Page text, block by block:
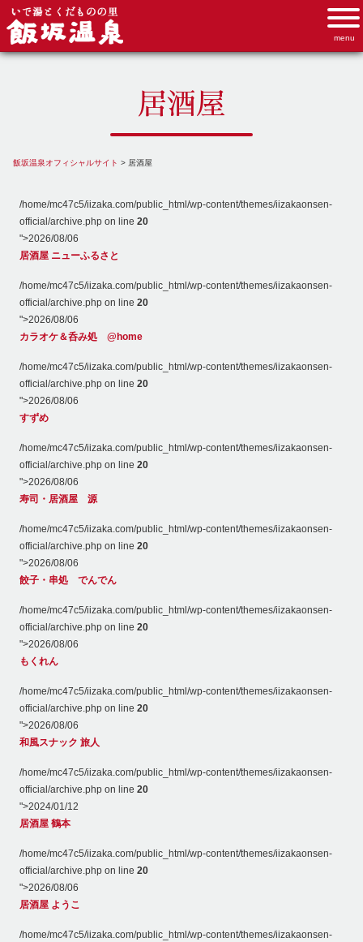
居酒屋
飯坂温泉オフィシャルサイト > 居酒屋
/home/mc47c5/iizaka.com/public_html/wp-content/themes/iizakaonsen-
official/archive.php on line 20
">2026/08/06
居酒屋 ニューふるさと
/home/mc47c5/iizaka.com/public_html/wp-content/themes/iizakaonsen-
official/archive.php on line 20
">2026/08/06
カラオケ＆呑み処 @home
/home/mc47c5/iizaka.com/public_html/wp-content/themes/iizakaonsen-
official/archive.php on line 20
">2026/08/06
すずめ
/home/mc47c5/iizaka.com/public_html/wp-content/themes/iizakaonsen-
official/archive.php on line 20
">2026/08/06
寿司・居酒屋 源
/home/mc47c5/iizaka.com/public_html/wp-content/themes/iizakaonsen-
official/archive.php on line 20
">2026/08/06
餃子・串処 でんでん
/home/mc47c5/iizaka.com/public_html/wp-content/themes/iizakaonsen-
official/archive.php on line 20
">2026/08/06
もくれん
/home/mc47c5/iizaka.com/public_html/wp-content/themes/iizakaonsen-
official/archive.php on line 20
">2026/08/06
和風スナック 旅人
/home/mc47c5/iizaka.com/public_html/wp-content/themes/iizakaonsen-
official/archive.php on line 20
">2024/01/12
居酒屋 鶴本
/home/mc47c5/iizaka.com/public_html/wp-content/themes/iizakaonsen-
official/archive.php on line 20
">2026/08/06
居酒屋 ようこ
/home/mc47c5/iizaka.com/public_html/wp-content/themes/iizakaonsen-